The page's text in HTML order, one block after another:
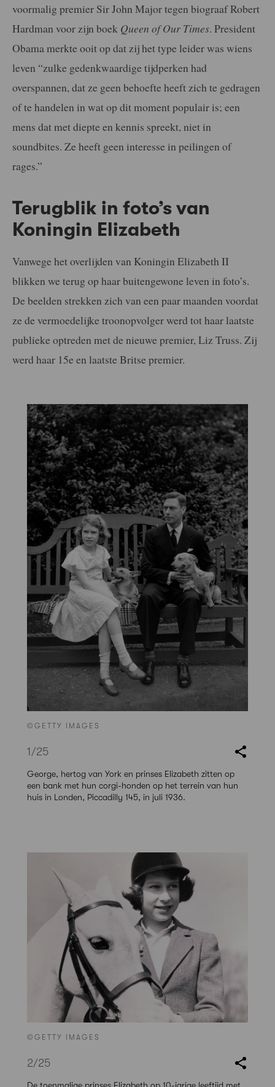
voormalig premier Sir John Major tegen biograaf Robert
Hardman voor zijn boek Queen of Our Times. President
Obama merkte ooit op dat zij het type leider was wiens
leven “zulke gedenkwaardige tijdperken had
overspannen, dat ze geen behoefte heeft zich te gedragen
of te handelen in wat op dit moment populair is; een
mens dat met diepte en kennis spreekt, niet in
soundbites. Ze heeft geen interesse in peilingen of
rages.”
Terugblik in foto’s van
Koningin Elizabeth
Vanwege het overlijden van Koningin Elizabeth II
blikken we terug op haar buitengewone leven in foto’s.
De beelden strekken zich van een paar maanden voordat
ze de vermoedelijke troonopvolger werd tot haar laatste
publieke optreden met de nieuwe premier, Liz Truss. Zij
werd haar 15e en laatste Britse premier.
©GETTY IMAGES
1 /25
George, hertog van York en prinses Elizabeth zitten op
een bank met hun corgi-honden op het terrein van hun
huis in Londen, Piccadilly 145, in juli 1936.
©GETTY IMAGES
2/25